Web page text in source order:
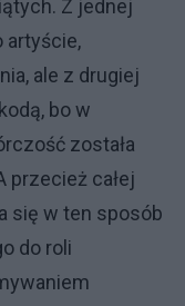
Z jednej
artyście,
ale z drugiej
bo w
została
przecież całej
się w ten sposób
do roli